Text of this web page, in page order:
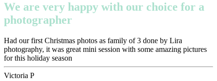
We are very happy with our choice for a
photographer
Had our first Christmas photos as family of 3 done by Lira
photography, it was great mini session with some amazing pictures
for this holiday season
Victoria P